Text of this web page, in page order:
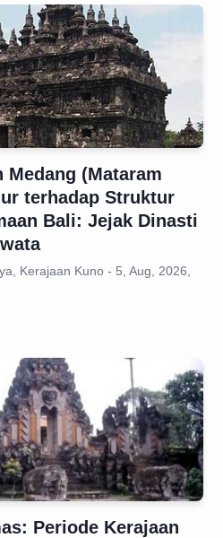
Medang (Mataram
terhadap Struktur
Bali: Jejak Dinasti
Kerajaan Kuno - 5, Aug, 2026,
Periode Kerajaan